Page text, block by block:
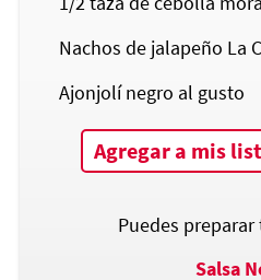
Nachos de jalapeño La
Ajonjolí negro al gusto
Agregar a mis
Puedes
Salsa